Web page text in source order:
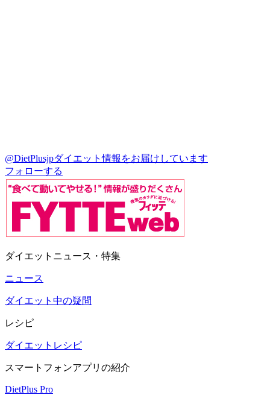
@DietPlusjpダイエット情報をお届けしています
フォローする
ダイエットニュース・特集
ニュース
ダイエット中の疑問
レシピ
ダイエットレシピ
スマートフォンアプリの紹介
DietPlus Pro